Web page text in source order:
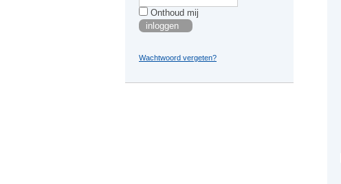
Onthoud mij
Wachtwoord vergeten?